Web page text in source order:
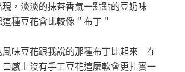
，淡淡的抹茶香氣一點點的豆奶味
種豆花會比較像＂布丁＂
風味豆花跟我說的那種布丁比起來 在
感上沒有手工豆花這麼軟會更扎實一